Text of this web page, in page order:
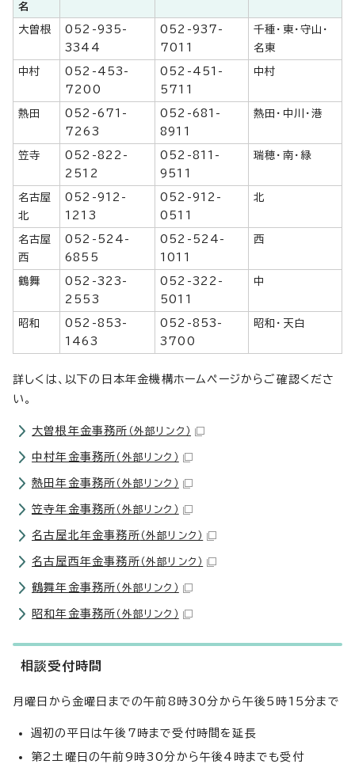
名
大曽根
052-935-
3344
052-937-
7011
千種・東・守山・
名東
中村
052-453-
7200
052-451-
5711
中村
熱田
052-671-
7263
052-681-
8911
熱田・中川・港
笠寺
052-822-
2512
052-811-
9511
瑞穂・南・緑
名古屋
北
052-912-
1213
052-912-
0511
北
名古屋
西
052-524-
6855
052-524-
1011
西
鶴舞
052-323-
2553
052-322-
5011
中
昭和
052-853-
1463
052-853-
3700
昭和・天白
詳しくは、以下の日本年金機構ホームページからご確認くださ
い。
大曽根年金事務所 （外部リンク）
中村年金事務所 （外部リンク）
熱田年金事務所 （外部リンク）
笠寺年金事務所 （外部リンク）
名古屋北年金事務所 （外部リンク）
名古屋西年金事務所 （外部リンク）
鶴舞年金事務所 （外部リンク）
昭和年金事務所 （外部リンク）
相談受付時間
月曜日から金曜日までの午前8時30分から午後5時15分まで
週初の平日は午後7時まで受付時間を延長
第2土曜日の午前9時30分から午後4時までも受付